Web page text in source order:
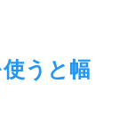
うと幅